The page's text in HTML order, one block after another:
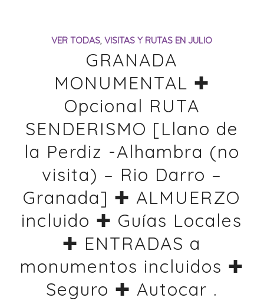
VER TODAS,VISITAS Y RUTAS EN JULIO
GRANADA
MONUMENTAL ✚
Opcional RUTA
SENDERISMO [Llano de
la Perdiz -Alhambra (no
visita) – Rio Darro –
Granada] ✚ ALMUERZO
incluido ✚ Guías Locales
✚ ENTRADAS a
monumentos incluidos ✚
Seguro ✚ Autocar .